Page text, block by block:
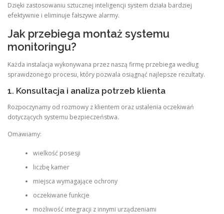
Dzięki zastosowaniu sztucznej inteligencji system działa bardziej
efektywnie i eliminuje fałszywe alarmy.
Jak przebiega montaż systemu
monitoringu?
Każda instalacja wykonywana przez naszą firmę przebiega według
sprawdzonego procesu, który pozwala osiągnąć najlepsze rezultaty.
1. Konsultacja i analiza potrzeb klienta
Rozpoczynamy od rozmowy z klientem oraz ustalenia oczekiwań
dotyczących systemu bezpieczeństwa.
Omawiamy:
wielkość posesji
liczbę kamer
miejsca wymagające ochrony
oczekiwane funkcje
możliwość integracji z innymi urządzeniami